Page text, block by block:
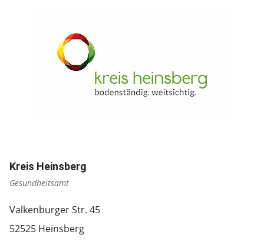
Kreis Heinsberg
Gesundheitsamt
Valkenburger Str. 45
52525 Heinsberg